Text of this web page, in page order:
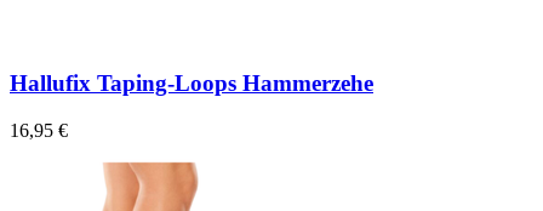
Hallufix Taping-Loops Hammerzehe
16,95 €